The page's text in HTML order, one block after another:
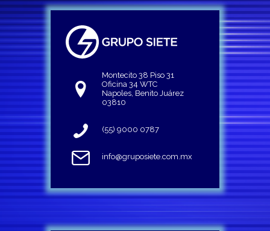
Montecito 38 Piso 31
Oficina 34 WTC
Napoles, Benito Juárez
03810
(55) 9000 0787
info@gruposiete.com.mx